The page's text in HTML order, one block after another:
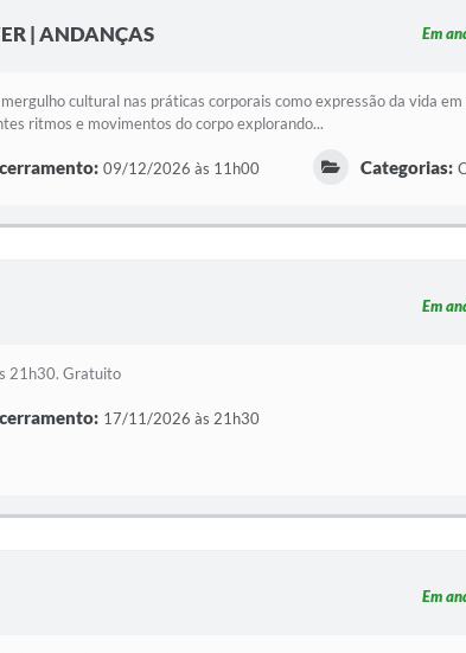
| ANDANÇAS Em
cultural nas práticas corporais como expressão da vida
ritmos e movimentos do corpo explorando...
09/12/2026 às 11h00 Categorias:
Em
21h30. Gratuito
17/11/2026 às 21h30
Em